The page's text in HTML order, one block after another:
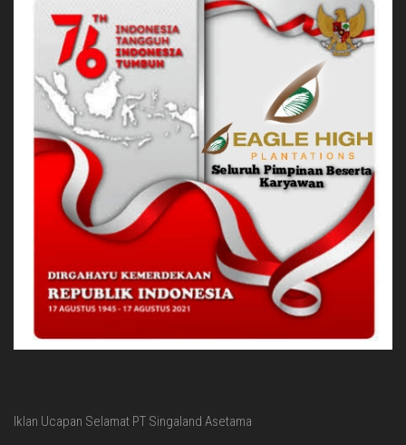
Iklan Ucapan Selamat PT Singaland Asetama